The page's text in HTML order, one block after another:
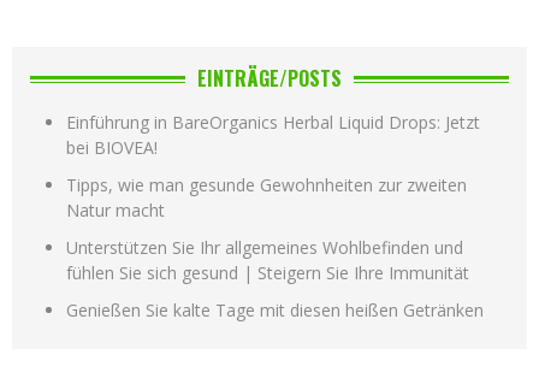
EINTRÄGE/POSTS
Einführung in BareOrganics Herbal Liquid Drops: Jetzt
bei BIOVEA!
Tipps, wie man gesunde Gewohnheiten zur zweiten
Natur macht
Unterstützen Sie Ihr allgemeines Wohlbefinden und
fühlen Sie sich gesund | Steigern Sie Ihre Immunität
Genießen Sie kalte Tage mit diesen heißen Getränken